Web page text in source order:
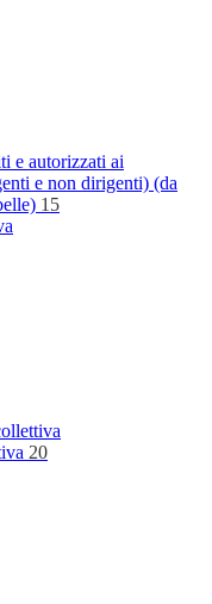
e autorizzati ai
e non dirigenti) (da
15
20